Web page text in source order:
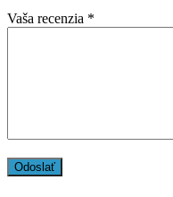
Vaša recenzia *